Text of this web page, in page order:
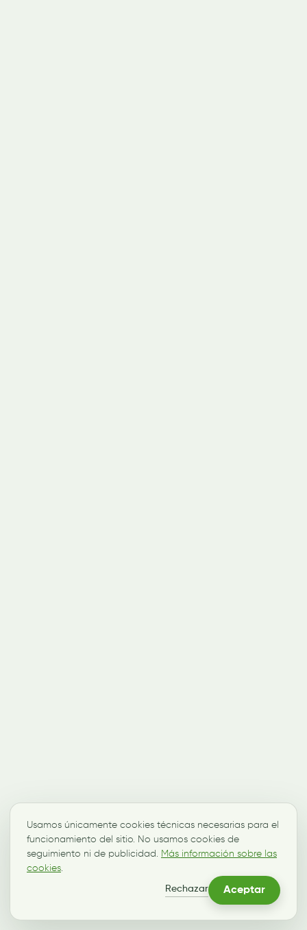
SCROLL · MIRA CRECER
Usamos únicamente cookies técnicas necesarias para el
funcionamiento del sitio. No usamos cookies de
seguimiento ni de publicidad. Más información sobre las
cookies.
Rechazar Aceptar